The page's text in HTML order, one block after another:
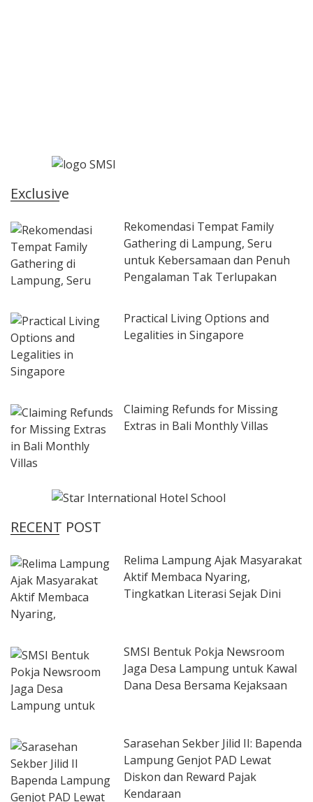
Exclusive
Rekomendasi Tempat Family
Gathering di Lampung, Seru
untuk Kebersamaan dan Penuh
Pengalaman Tak Terlupakan
Practical Living Options and
Legalities in Singapore
Claiming Refunds for Missing
Extras in Bali Monthly Villas
RECENT POST
Relima Lampung Ajak Masyarakat
Aktif Membaca Nyaring,
Tingkatkan Literasi Sejak Dini
SMSI Bentuk Pokja Newsroom
Jaga Desa Lampung untuk Kawal
Dana Desa Bersama Kejaksaan
Sarasehan Sekber Jilid II: Bapenda
Lampung Genjot PAD Lewat
Diskon dan Reward Pajak
Kendaraan